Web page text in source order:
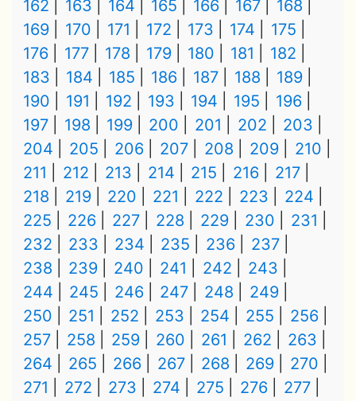
162
163 164 165 166 167
168
169
170 171 172 173 174
175
176
177 178 179 180 181
182
183
184 185 186 187 188
189
190
191 192 193 194 195
196
197
198 199 200 201 202
203
204
205 206 207 208 209
210
211
212 213 214 215 216
217
218
219 220 221 222 223
224
225
226 227 228 229 230
231
232
233 234 235 236
237
238
239 240 241 242
243
244
245 246 247 248
249
250
251 252 253 254 255
256
257
258 259 260 261 262
263
264
265 266 267 268 269
270
271
272 273 274 275 276
277